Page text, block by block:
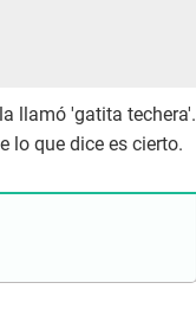
llamó 'gatita techera'.
lo que dice es cierto.